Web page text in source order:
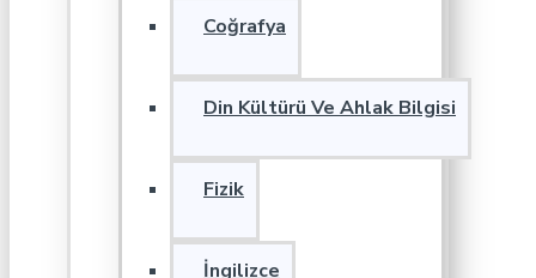
Coğrafya
Din Kültürü Ve Ahlak Bilgisi
Fizik
İngilizce